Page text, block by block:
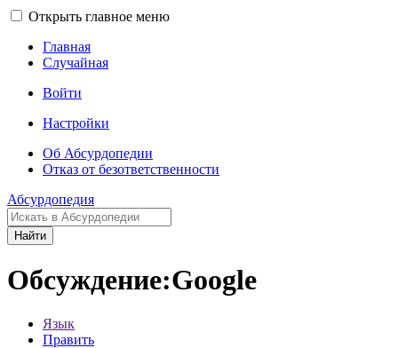
Открыть главное меню
Главная
Случайная
Войти
Настройки
Об Абсурдопедии
Отказ от безответственности
Абсурдопедия
Найти
Обсуждение:Google
Язык
Править